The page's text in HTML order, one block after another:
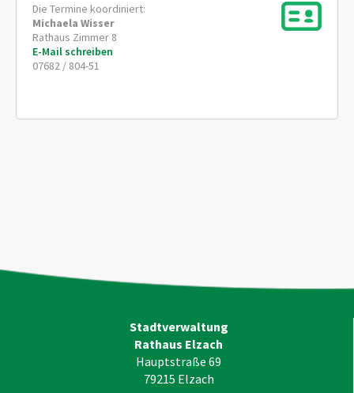
Die Termine koordiniert:
Michaela Wisser
Rathaus Zimmer 8
E-Mail schreiben
07682 / 804-51
Stadtverwaltung
Rathaus Elzach
Hauptstraße 69
79215 Elzach